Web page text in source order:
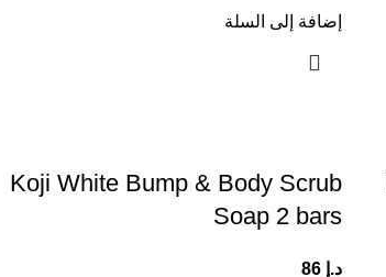
إضافة إلى السلة
Koji White Bump & Body Scrub
Soap 2 bars
د.إ